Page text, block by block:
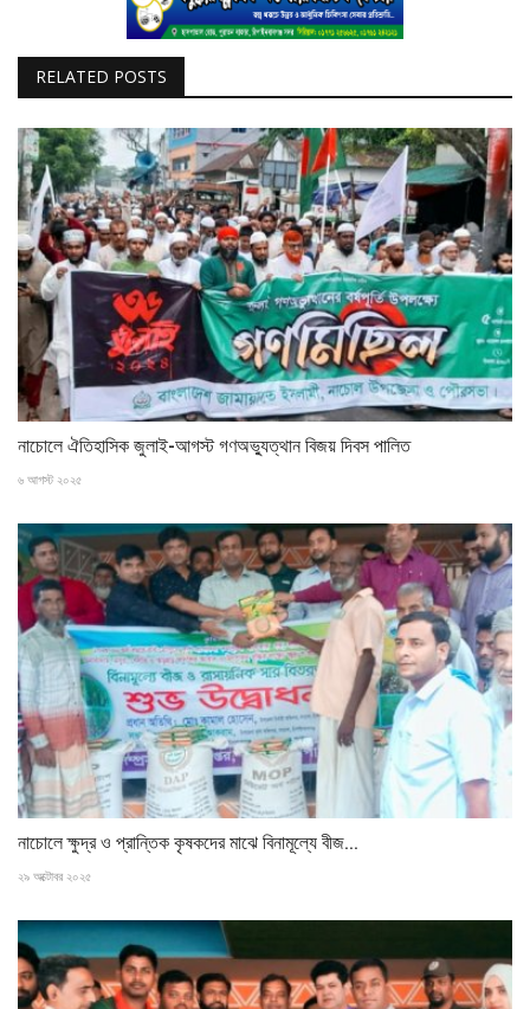
RELATED POSTS
নাচোলে ঐতিহাসিক জুলাই-আগস্ট গণঅভ্যুত্থান বিজয় দিবস পালিত
৬ আগস্ট ২০২৫
নাচোলে ক্ষুদ্র ও প্রান্তিক কৃষকদের মাঝে বিনামূল্যে বীজ...
২৯ অক্টোবর ২০২৫